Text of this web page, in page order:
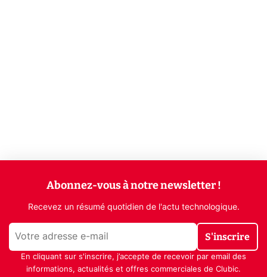
Abonnez-vous à notre newsletter !
Recevez un résumé quotidien de l'actu technologique.
S'inscrire
En cliquant sur s'inscrire, j’accepte de recevoir par email des
informations, actualités et offres commerciales de Clubic.